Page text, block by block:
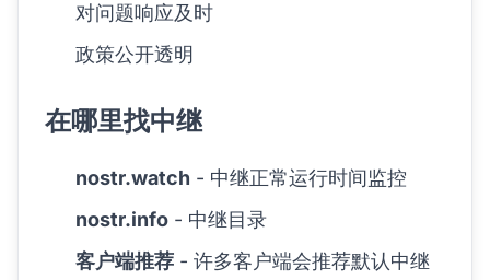
对问题响应及时
政策公开透明
在哪里找中继
nostr.watch - 中继正常运行时间监控
nostr.info - 中继目录
客户端推荐 - 许多客户端会推荐默认中继